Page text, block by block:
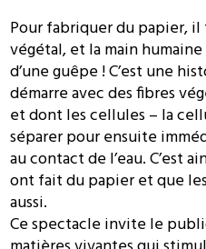
Pour fabriquer du papier, il
végétal, et la main
d’une guêpe ! C’est une
démarre avec des fibres
et dont les cellules – la
séparer pour ensuite
au contact de l’eau. C’est
ont fait du papier et que
aussi.
Ce spectacle invite le